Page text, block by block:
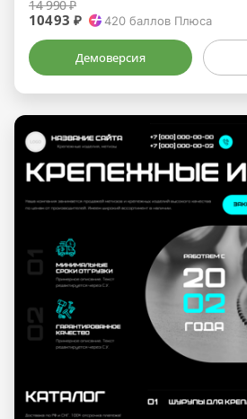
14 990 ₽
10493 ₽ 420 баллов Плюса
Демоверсия